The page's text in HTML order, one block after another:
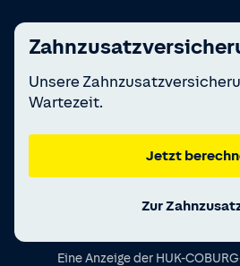
Unsere
Wartezeit.
Jetzt
Zur
Eine Anzeige der HUK-